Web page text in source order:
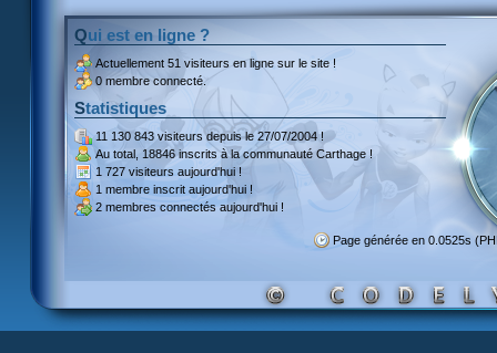
Qui est en ligne ?
Actuellement 51 visiteurs en ligne sur le site !
0 membre connecté.
Statistiques
11 130 843 visiteursdepuis le 27/07/2004 !
Au total, 18846 inscritsà la communauté Carthage !
1 727 visiteurs aujourd'hui !
1 membre inscrit aujourd'hui !
2 membres connectés aujourd'hui !
Page générée en 0.0525s